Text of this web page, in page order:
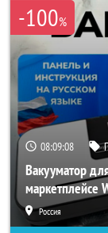
-100%
08:09:06
Вакууматор
маркетплейсе
Россия